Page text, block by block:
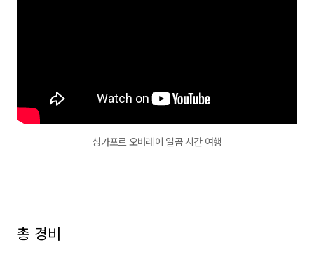
싱가포르 오버레이 일곱 시간 여행
총 경비